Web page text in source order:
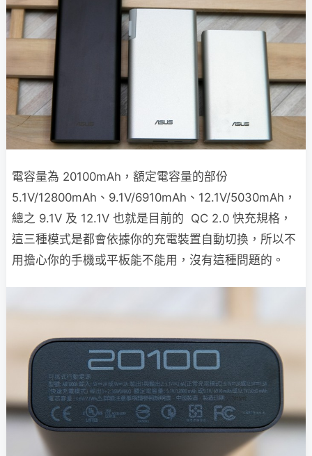
電容量為 20100mAh，額定電容量的部份
5.1V/12800mAh、9.1V/6910mAh、12.1V/5030mAh，
總之 9.1V 及 12.1V 也就是目前的 QC 2.0 快充規格，
這三種模式是都會依據你的充電裝置自動切換，所以不
用擔心你的手機或平板能不能用，沒有這種問題的。